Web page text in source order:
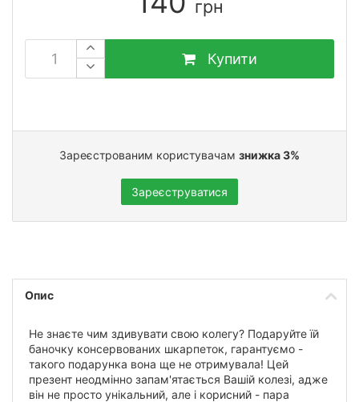
грн
Купити
Зареєстрованим користувачам знижка 3%
Зареєструватися
Опис
Не знаєте чим здивувати свою колегу? Подаруйте їй
баночку консервованих шкарпеток, гарантуємо -
такого подарунка вона ще не отримувала! Цей
презент неодмінно запам'ятається Вашій колезі, адже
він не просто унікальний, але і корисний - пара